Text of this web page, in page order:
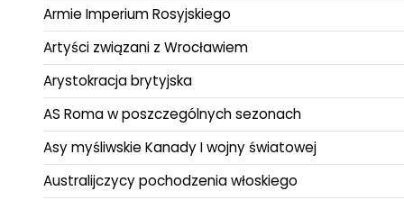
Armie Imperium Rosyjskiego
Artyści związani z Wrocławiem
Arystokracja brytyjska
AS Roma w poszczególnych sezonach
Asy myśliwskie Kanady I wojny światowej
Australijczycy pochodzenia włoskiego